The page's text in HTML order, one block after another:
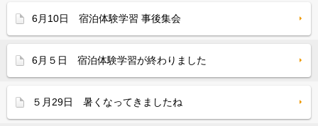
6月10日 宿泊体験学習 事後集会
6月５日 宿泊体験学習が終わりました
５月29日 暑くなってきましたね